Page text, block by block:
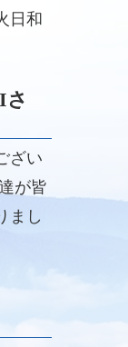
日和
さ
ざい
が皆
まし